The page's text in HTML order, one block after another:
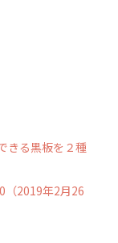
きる黒板を２種
（2019年2月26